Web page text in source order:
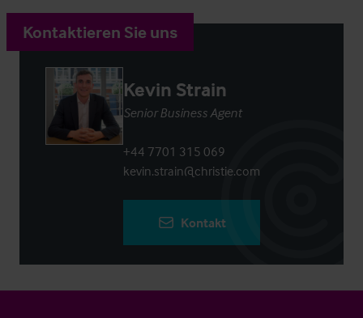
Kontaktieren Sie uns
Kevin Strain
Senior Business Agent
+44 7701 315 069
kevin.strain@christie.com
Kontakt